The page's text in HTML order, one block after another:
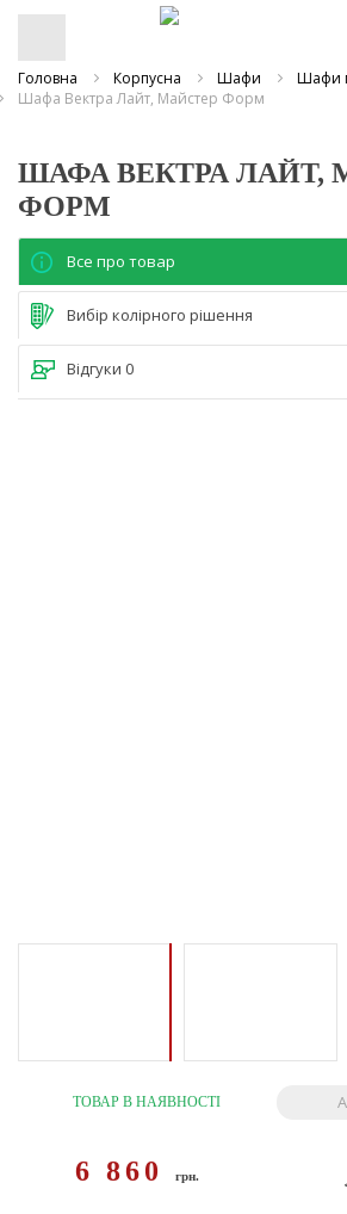
Головна Корпусна Шафи
Шафи
Шафа Вектра Лайт, Майстер Форм
ШАФА ВЕКТРА ЛАЙТ,
ФОРМ
Все про товар
Вибір колірного рішення
Відгуки 0
ТОВАР В НАЯВНОСТІ
6 860грн.